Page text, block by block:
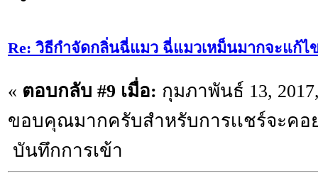
Re: วิธีกำจัดกลิ่นฉี่แมว ฉี่แมวเหม็นมากจะแก้ไ
« ตอบกลับ #9 เมื่อ: กุมภาพันธ์ 13,
ขอบคุณมากครับสำหรับการเเชร์จะค
บันทึกการเข้า